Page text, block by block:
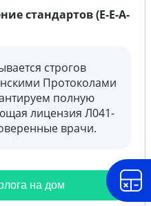
стандартов (E-E-A-
строгов
Протоколами
полную
лицензия Л041-
врачи.
на дом